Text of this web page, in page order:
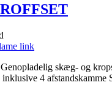
link
skæg- og
inklusive 4 afstandskamme